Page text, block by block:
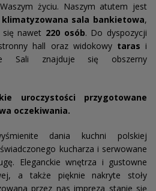
życiu. Naszym atutem jest
klimatyzowana sala bankietowa,
nawet 220 osób. Do dyspozycji
hall oraz widokowy taras i
Sali znajduje się obszerny
uroczystości przygotowane
oczekiwania.
dania kuchni polskiej
kucharza i serwowane
Eleganckie wnętrza i gustowne
a także pięknie nakryte stoły
przez nas impreza stanie się